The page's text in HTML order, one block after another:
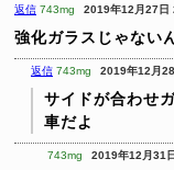
返信 743mg 2019年12月27日
強化ガラスじゃない
返信 743mg 2019年12月
サイドが合わせ
車だよ
743mg 2019年12月31